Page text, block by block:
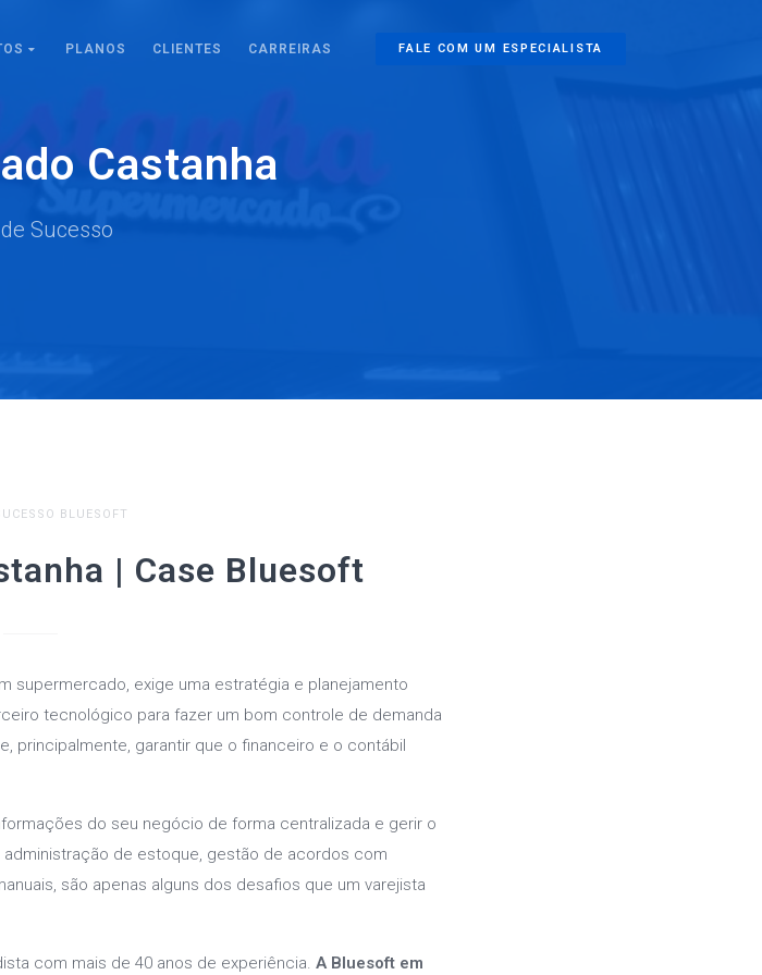
PLANOS CLIENTES CARREIRAS FALE COM UM ESPECIALISTA
Castanha
Sucesso
BLUESOFT
| Case Bluesoft
supermercado, exige uma estratégia e planejamento
tecnológico para fazer um bom controle de demanda
principalmente, garantir que o financeiro e o contábil
do seu negócio de forma centralizada e gerir o
de estoque, gestão de acordos com
são apenas alguns dos desafios que um varejista
com mais de 40 anos de experiência. A Bluesoft em